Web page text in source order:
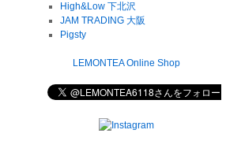
High&Low 下北沢
JAM TRADING 大阪
Pigsty
LEMONTEA Online Shop